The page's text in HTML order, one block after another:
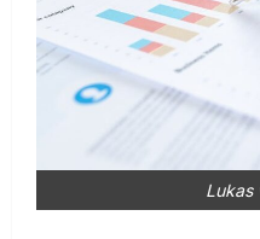
Lukas